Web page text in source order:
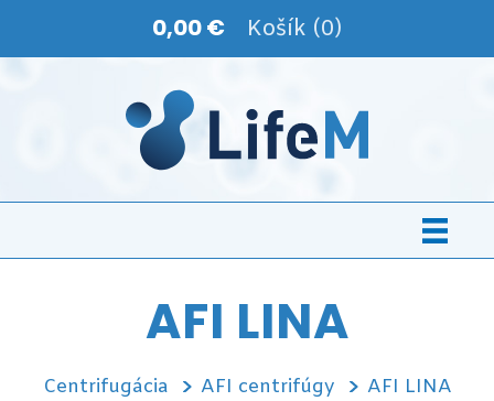
0,00 € Košík (0)
AFI LINA
Centrifugácia AFI centrifúgy AFI LINA